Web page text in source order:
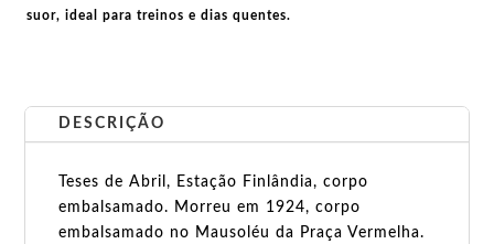
suor, ideal para treinos e dias quentes.
DESCRIÇÃO
Teses de Abril, Estação Finlândia, corpo
embalsamado. Morreu em 1924, corpo
embalsamado no Mausoléu da Praça Vermelha.